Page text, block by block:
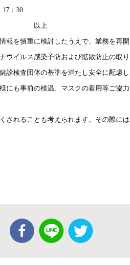
30
報を慎重に検討したうえで、業務を再開
ウイルス感染予防および拡散防止の取り
診検査団体の基準を満たし安全に配慮し
にも事前の検温、マスクの着用等ご協力
されることも考えられます。その際には